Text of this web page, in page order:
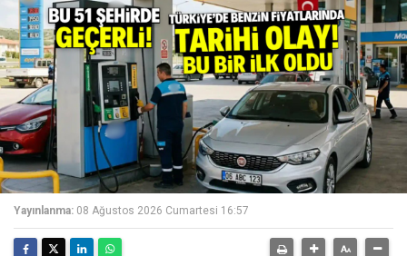
Yayınlanma: 08 Ağustos 2026 Cumartesi 16:57